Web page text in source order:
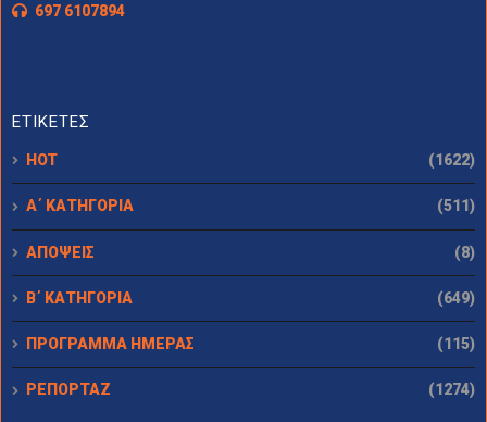
697 6107894
ΕΤΙΚΕΤΕΣ
HOT (1622)
Α΄ ΚΑΤΗΓΟΡΙΑ (511)
ΑΠΟΨΕΙΣ (8)
Β΄ ΚΑΤΗΓΟΡΙΑ (649)
ΠΡΟΓΡΑΜΜΑ ΗΜΕΡΑΣ (115)
ΡΕΠΟΡΤΑΖ (1274)